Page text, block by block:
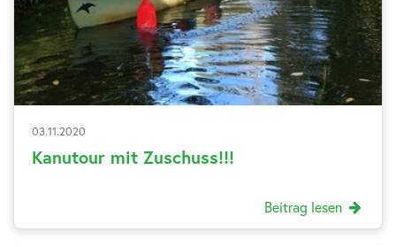
03.11.2020
Kanutour mit Zuschuss!!!
Beitrag lesen